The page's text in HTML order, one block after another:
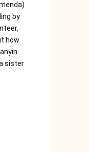
by
how
sister